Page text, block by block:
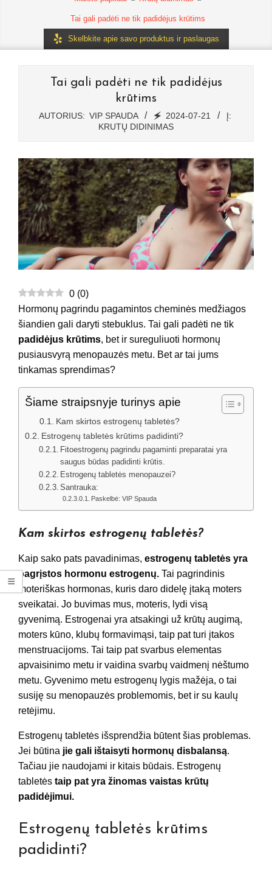
Tai gali padėti ne tik padidėjus krūtims
Skelbkite apie savo produktus ir paslaugas
Tai gali padėti ne tik padidėjus
krūtims
AUTORIUS: VIP SPAUDA 🗲 2024-07-21
Į:
KRUTŲ DIDINIMAS
0 (0)
Hormonų pagrindu pagamintos cheminės medžiagos
šiandien gali daryti stebuklus. Tai gali padėti ne tik
padidėjus krūtims, bet ir sureguliuoti hormonų
pusiausvyrą menopauzės metu. Bet ar tai jums
tinkamas sprendimas?
Šiame straipsnyje turinys apie
Kam skirtos estrogenų tabletės?
Estrogenų tabletės krūtims padidinti?
Fitoestrogenų pagrindu pagaminti preparatai yra
saugus būdas padidinti krūtis.
Estrogenų tabletės menopauzei?
Santrauka:
Paskelbė: VIP Spauda
Kam skirtos estrogenų tabletės?
Kaip sako pats pavadinimas, estrogenų tabletės yra
pagrįstos hormonu estrogenų. Tai pagrindinis
moteriškas hormonas, kuris daro didelę įtaką moters
sveikatai. Jo buvimas mus, moteris, lydi visą
gyvenimą. Estrogenai yra atsakingi už krūtų augimą,
moters kūno, klubų formavimąsi, taip pat turi įtakos
menstruacijoms. Tai taip pat svarbus elementas
apvaisinimo metu ir vaidina svarbų vaidmenį nėštumo
metu. Gyvenimo metu estrogenų lygis mažėja, o tai
susiję su menopauzės problemomis, bet ir su kaulų
retėjimu.
Estrogenų tabletės išsprendžia būtent šias problemas.
Jei būtina jie gali ištaisyti hormonų disbalansą.
Tačiau jie naudojami ir kitais būdais. Estrogenų
tabletės taip pat yra žinomas vaistas krūtų
padidėjimui.
Estrogenų tabletės krūtims
padidinti?